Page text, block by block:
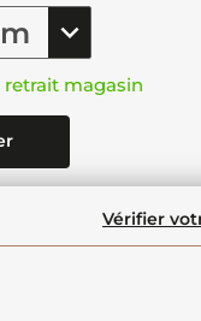
magasin
Vérifier